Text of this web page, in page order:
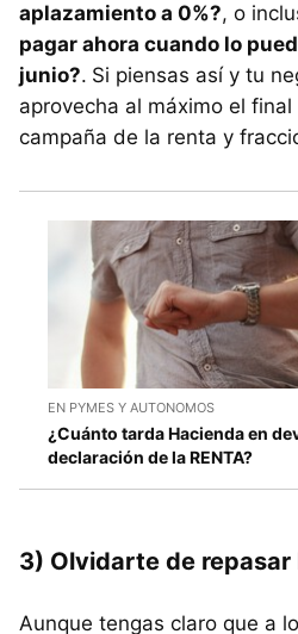
aplazamiento a 0%?, o
pagar ahora cuando lo
junio?. Si piensas así y tu
aprovecha al máximo el
campaña de la renta y
EN PYMES Y AUTONOMOS
¿Cuánto tarda Hacienda en
declaración de la RENTA?
3) Olvidarte de repasar
Aunque tengas claro que a